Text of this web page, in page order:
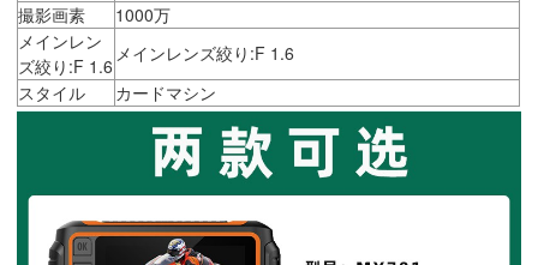
撮影画素
1000万
メインレン
ズ絞り:F 1.6
メインレンズ絞り:F 1.6
スタイル
カードマシン